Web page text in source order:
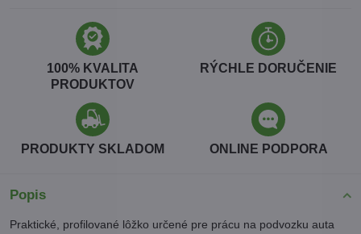
100% KVALITA
PRODUKTOV
RÝCHLE DORUČENIE
PRODUKTY SKLADOM ONLINE PODPORA
Popis
Praktické, profilované lôžko určené pre prácu na podvozku auta